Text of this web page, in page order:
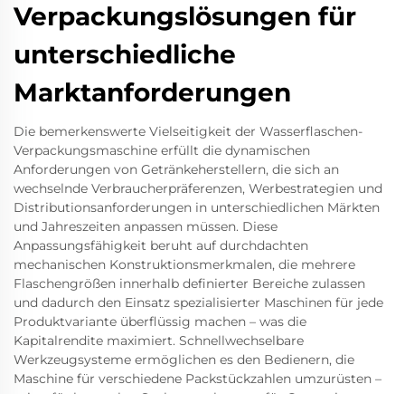
Verpackungslösungen für
unterschiedliche
Marktanforderungen
Die bemerkenswerte Vielseitigkeit der Wasserflaschen-
Verpackungsmaschine erfüllt die dynamischen
Anforderungen von Getränkeherstellern, die sich an
wechselnde Verbraucherpräferenzen, Werbestrategien und
Distributionsanforderungen in unterschiedlichen Märkten
und Jahreszeiten anpassen müssen. Diese
Anpassungsfähigkeit beruht auf durchdachten
mechanischen Konstruktionsmerkmalen, die mehrere
Flaschengrößen innerhalb definierter Bereiche zulassen
und dadurch den Einsatz spezialisierter Maschinen für jede
Produktvariante überflüssig machen – was die
Kapitalrendite maximiert. Schnellwechselbare
Werkzeugsysteme ermöglichen es den Bedienern, die
Maschine für verschiedene Packstückzahlen umzurüsten –